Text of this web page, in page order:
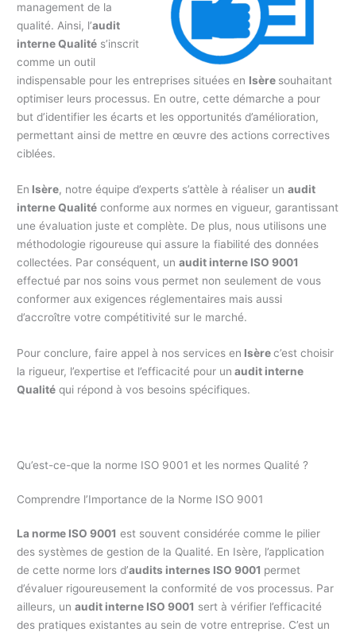
management de la
qualité. Ainsi, l’audit
interne Qualité s’inscrit
comme un outil
indispensable pour les entreprises situées en Isère souhaitant
optimiser leurs processus. En outre, cette démarche a pour
but d’identifier les écarts et les opportunités d’amélioration,
permettant ainsi de mettre en œuvre des actions correctives
ciblées.
En Isère, notre équipe d’experts s’attèle à réaliser unaudit
interne Qualité conforme aux normes en vigueur, garantissant
une évaluation juste et complète. De plus, nous utilisons une
méthodologie rigoureuse qui assure la fiabilité des données
collectées. Par conséquent, unaudit interne ISO 9001
effectué par nos soins vous permet non seulement de vous
conformer aux exigences réglementaires mais aussi
d’accroître votre compétitivité sur le marché.
Pour conclure, faire appel à nos services en Isèrec’est choisir
la rigueur, l’expertise et l’efficacité pour un audit interne
Qualité qui répond à vos besoins spécifiques.
Qu’est-ce-que la norme ISO 9001 et les normes Qualité ?
Comprendre l’Importance de la Norme ISO 9001
La norme ISO 9001 est souvent considérée comme le pilier
des systèmes de gestion de la Qualité. En Isère, l’application
de cette norme lors d’audits internes ISO 9001 permet
d’évaluer rigoureusement la conformité de vos processus. Par
ailleurs, unaudit interne ISO 9001 sert à vérifier l’efficacité
des pratiques existantes au sein de votre entreprise. C’est un